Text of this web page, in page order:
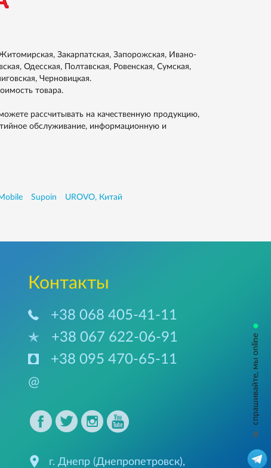
Закарпатская, Запорожская, Ивано-
Одесская, Полтавская, Ровенская, Сумская,
Черновицкая.
товара.
рассчитывать на качественную продукцию,
обслуживание, информационную и
Supoin
UROVO, Китай
Контакты
+38 068 405-41-11
+38 067 622-06-91
+38 095 470-65-11
@
г. Днепр (Днепропетровск),
спрашивайте, мы online
•